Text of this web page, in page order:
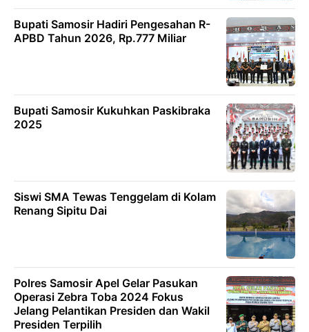
Bupati Samosir Hadiri Pengesahan R-
APBD Tahun 2026, Rp.777 Miliar
Bupati Samosir Kukuhkan Paskibraka
2025
Siswi SMA Tewas Tenggelam di Kolam
Renang Sipitu Dai
Polres Samosir Apel Gelar Pasukan
Operasi Zebra Toba 2024 Fokus
Jelang Pelantikan Presiden dan Wakil
Presiden Terpilih